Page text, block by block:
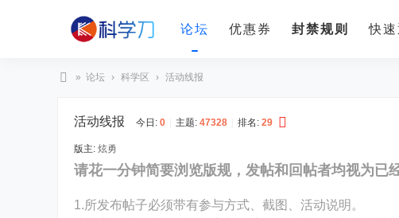
论坛 优惠券 封禁规则 快速
» 论坛 › 科学区 › 活动线报
活动线报 今日: 0 主题: 47328 排名: 29
版主: 炫勇
请花一分钟简要浏览版规，发帖和回帖者均视为已
1.所发布帖子必须带有参与方式、截图、活动说明。